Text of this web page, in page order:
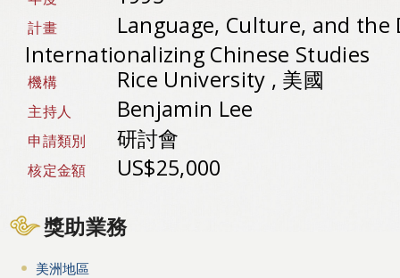
計畫
Language, Culture, and the
Internationalizing Chinese Studies
機構 Rice University , 美國
主持人 Benjamin Lee
申請類別 研討會
核定金額 US$25,000
獎助業務
美洲地區